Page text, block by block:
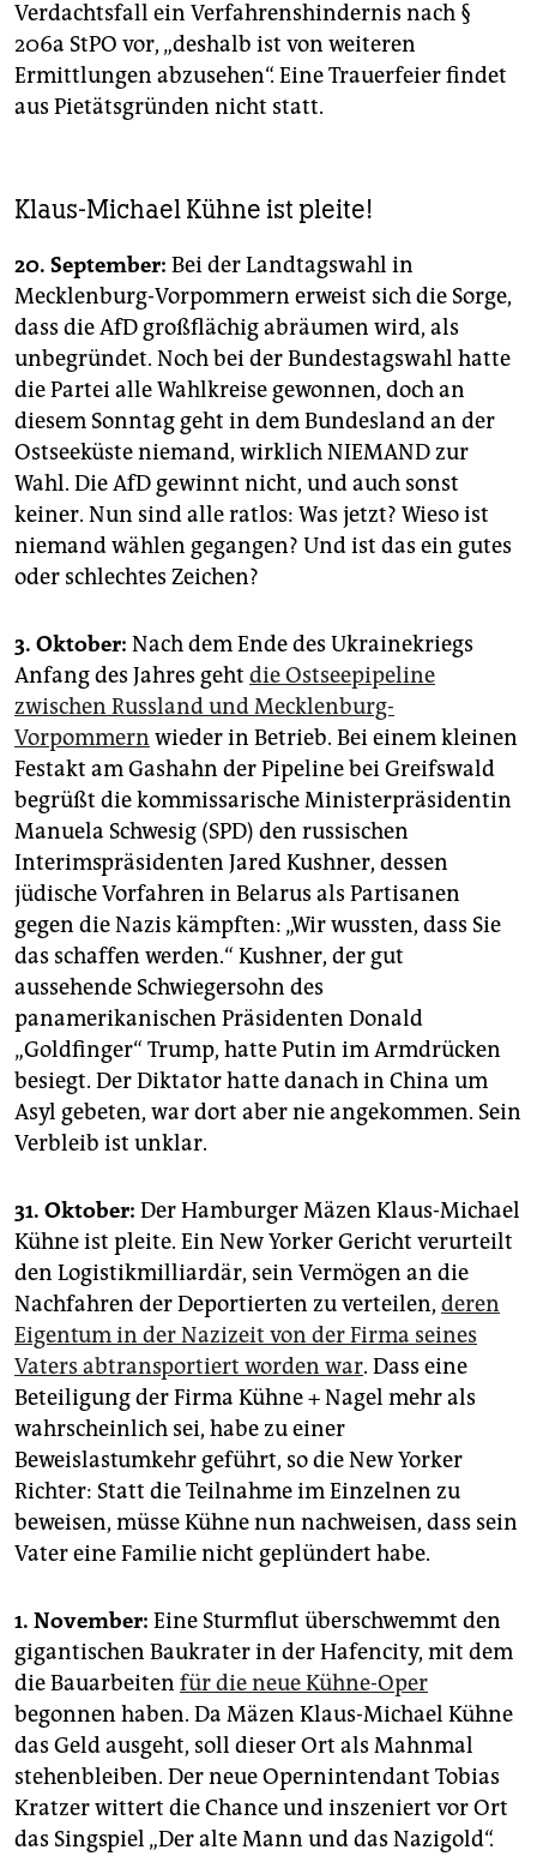
Verdachtsfall ein Verfahrenshindernis nach §
206a StPO vor, „deshalb ist von weiteren
Ermittlungen abzusehen“. Eine Trauerfeier findet
aus Pietätsgründen nicht statt.
Klaus-Michael Kühne ist pleite!
20. September: Bei der Landtagswahl in
Mecklenburg-Vorpommern erweist sich die Sorge,
dass die AfD großflächig abräumen wird, als
unbegründet. Noch bei der Bundestagswahl hatte
die Partei alle Wahlkreise gewonnen, doch an
diesem Sonntag geht in dem Bundesland an der
Ostseeküste niemand, wirklich NIEMAND zur
Wahl. Die AfD gewinnt nicht, und auch sonst
keiner. Nun sind alle ratlos: Was jetzt? Wieso ist
niemand wählen gegangen? Und ist das ein gutes
oder schlechtes Zeichen?
3. Oktober: Nach dem Ende des Ukrainekriegs
Anfang des Jahres geht die Ostseepipeline
zwischen Russland und Mecklenburg-
Vorpommern wieder in Betrieb. Bei einem kleinen
Festakt am Gashahn der Pipeline bei Greifswald
begrüßt die kommissarische Ministerpräsidentin
Manuela Schwesig (SPD) den russischen
Interimspräsidenten Jared Kushner, dessen
jüdische Vorfahren in Belarus als Partisanen
gegen die Nazis kämpften: „Wir wussten, dass Sie
das schaffen werden.“ Kushner, der gut
aussehende Schwiegersohn des
panamerikanischen Präsidenten Donald
„Goldfinger“ Trump, hatte Putin im Armdrücken
besiegt. Der Diktator hatte danach in China um
Asyl gebeten, war dort aber nie angekommen. Sein
Verbleib ist unklar.
31. Oktober: Der Hamburger Mäzen Klaus-Michael
Kühne ist pleite. Ein New Yorker Gericht verurteilt
den Logistikmilliardär, sein Vermögen an die
Nachfahren der Deportierten zu verteilen, deren
Eigentum in der Nazizeit von der Firma seines
Vaters abtransportiert worden war. Dass eine
Beteiligung der Firma Kühne + Nagel mehr als
wahrscheinlich sei, habe zu einer
Beweislastumkehr geführt, so die New Yorker
Richter: Statt die Teilnahme im Einzelnen zu
beweisen, müsse Kühne nun nachweisen, dass sein
Vater eine Familie nicht geplündert habe.
1. November: Eine Sturmflut überschwemmt den
gigantischen Baukrater in der Hafencity, mit dem
die Bauarbeiten für die neue Kühne-Oper
begonnen haben. Da Mäzen Klaus-Michael Kühne
das Geld ausgeht, soll dieser Ort als Mahnmal
stehenbleiben. Der neue Opernintendant Tobias
Kratzer wittert die Chance und inszeniert vor Ort
das Singspiel „Der alte Mann und das Nazigold“.